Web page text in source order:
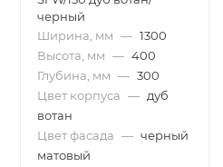
черный
Ширина, мм — 1300
Высота, мм — 400
Глубина, мм — 300
Цвет корпуса — дуб
вотан
Цвет фасада — черный
матовый